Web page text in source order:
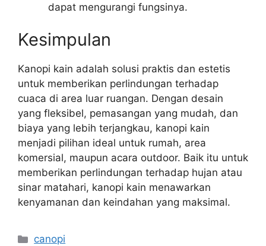
dapat mengurangi fungsinya.
Kesimpulan
Kanopi kain adalah solusi praktis dan estetis
untuk memberikan perlindungan terhadap
cuaca di area luar ruangan. Dengan desain
yang fleksibel, pemasangan yang mudah, dan
biaya yang lebih terjangkau, kanopi kain
menjadi pilihan ideal untuk rumah, area
komersial, maupun acara outdoor. Baik itu untuk
memberikan perlindungan terhadap hujan atau
sinar matahari, kanopi kain menawarkan
kenyamanan dan keindahan yang maksimal.
Kategori
canopi